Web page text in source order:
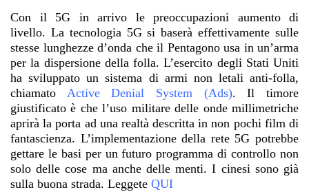
Con il 5G in arrivo le preoccupazioni aumento di
livello. La tecnologia 5G si baserà effettivamente sulle
stesse lunghezze d’onda che il Pentagono usa in un’arma
per la dispersione della folla. L’esercito degli Stati Uniti
ha sviluppato un sistema di armi non letali anti-folla,
chiamato Active Denial System (Ads).Il timore
giustificato è che l’uso militare delle onde millimetriche
aprirà la porta ad una realtà descritta in non pochi film di
fantascienza. L’implementazione della rete 5G potrebbe
gettare le basi per un futuro programma di controllo non
solo delle cose ma anche delle menti. I cinesi sono già
sulla buona strada. Leggete QUI